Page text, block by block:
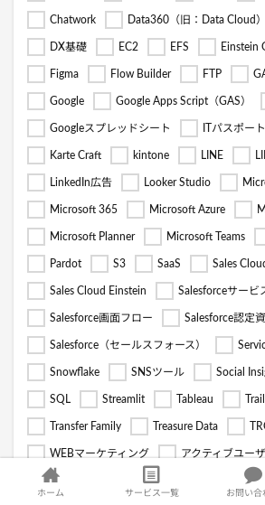
Chatwork Data360（旧：Data Cloud）
DX基礎 EC2 EFS Einstein
Figma Flow Builder FTP
Google Google Apps Script（GAS）
Googleスプレッドシート ITパスポート
Karte Craft kintone LINE
LinkedIn広告 Looker Studio
Microsoft 365 Microsoft Azure
Microsoft Planner Microsoft Teams
Pardot S3 SaaS Sales
Sales Cloud Einstein Salesforceサービ
Salesforce画面フロー Salesforce認定
Salesforce（セールスフォース）
Snowflake SNSツール Social
SQL Streamlit Tableau
Transfer Family Treasure Data
WEBマーケティング アクティブユー
アジャイル開発 ウォーターフォール開
ホーム サービス一覧 お問い合